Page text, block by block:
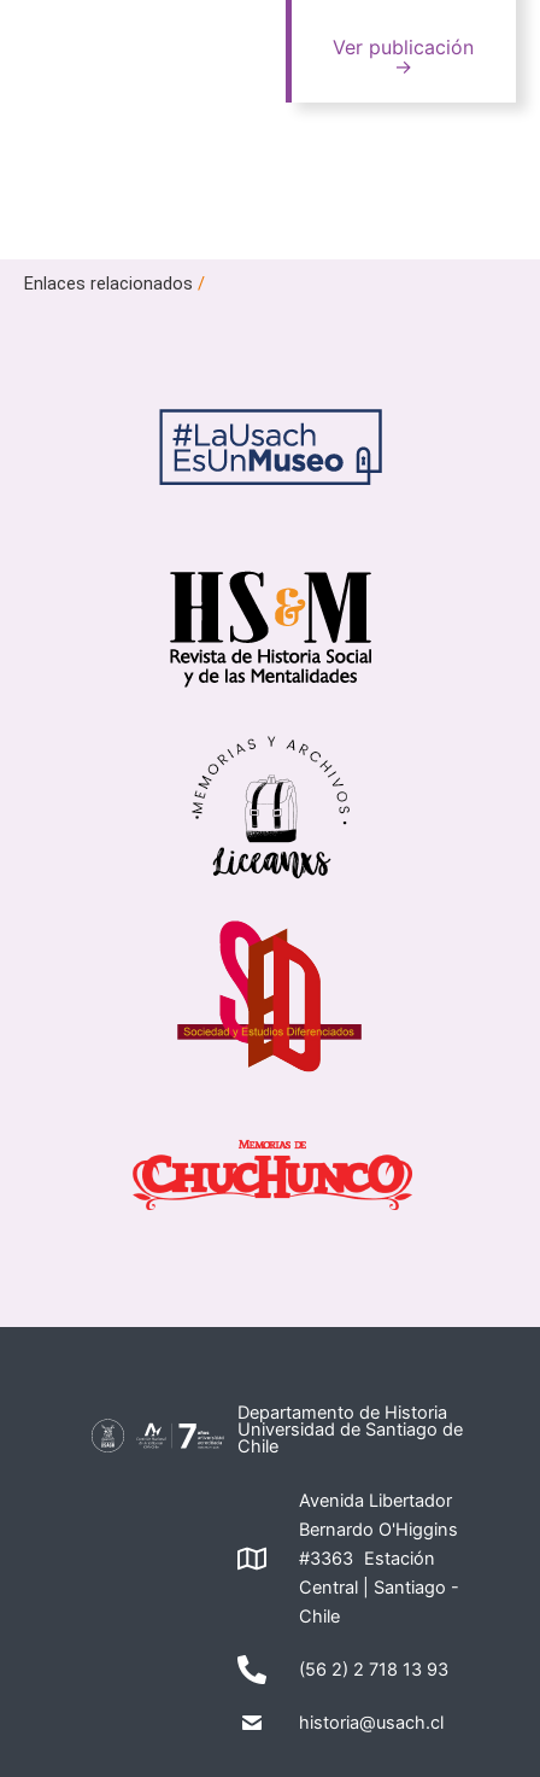
Ver publicación
→
Enlaces relacionados /
Departamento de Historia
Universidad de Santiago de
Chile
Avenida Libertador
Bernardo O'Higgins
#3363 Estación
Central | Santiago -
Chile
(56 2) 2 718 13 93
historia@usach.cl